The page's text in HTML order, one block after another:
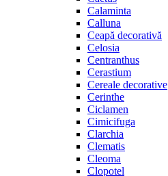
Calaminta
Calluna
Ceapă decorativă
Celosia
Centranthus
Cerastium
Cereale decorative
Cerinthe
Ciclamen
Cimicifuga
Clarchia
Clematis
Cleoma
Clopotel